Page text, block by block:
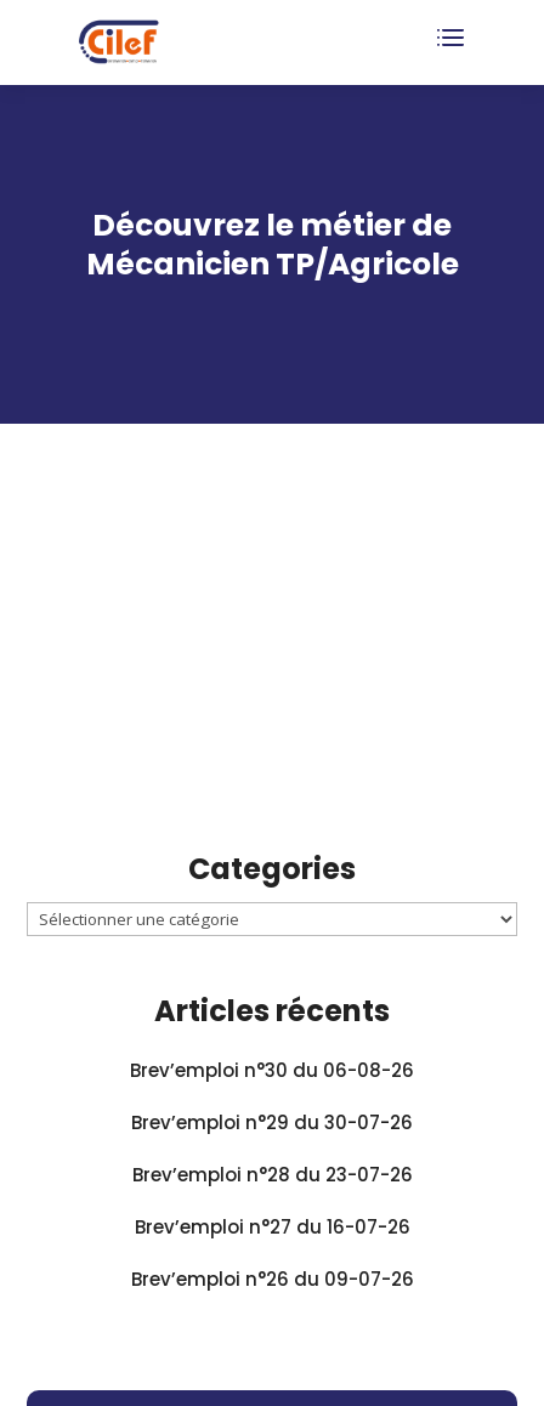
Découvrez le métier de
Mécanicien TP/Agricole
Categories
Articles récents
Brev’emploi n°30 du 06-08-26
Brev’emploi n°29 du 30-07-26
Brev’emploi n°28 du 23-07-26
Brev’emploi n°27 du 16-07-26
Brev’emploi n°26 du 09-07-26